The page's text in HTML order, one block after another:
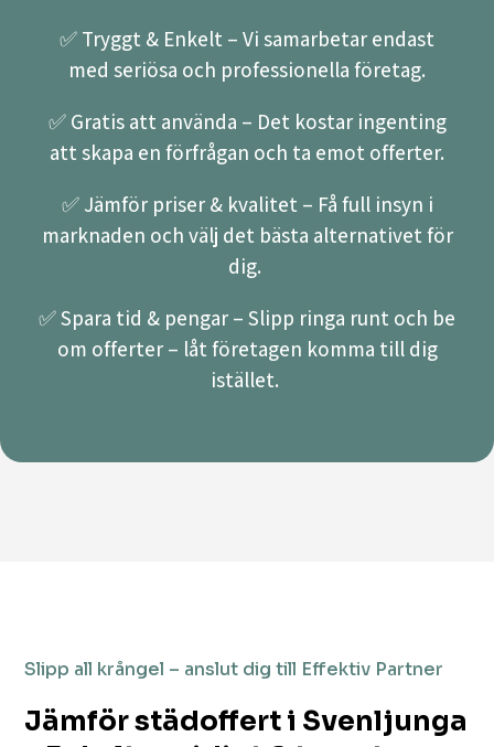
✅ Tryggt & Enkelt – Vi samarbetar endast
med seriösa och professionella företag.
✅ Gratis att använda – Det kostar ingenting
att skapa en förfrågan och ta emot offerter.
✅ Jämför priser & kvalitet – Få full insyn i
marknaden och välj det bästa alternativet för
dig.
✅ Spara tid & pengar – Slipp ringa runt och be
om offerter – låt företagen komma till dig
istället.
Slipp all krångel – anslut dig till Effektiv Partner
Jämför städoffert i Svenljunga